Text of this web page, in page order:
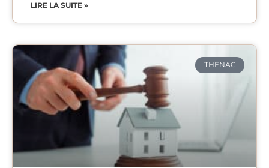
LIRE LA SUITE »
THENAC